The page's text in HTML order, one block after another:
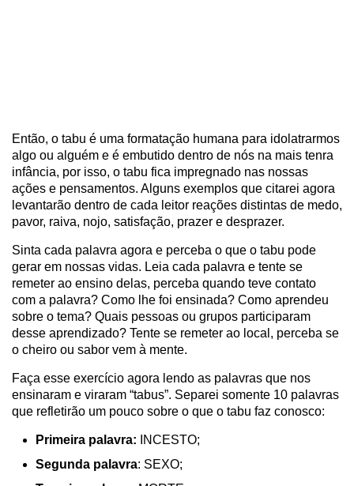
Então, o tabu é uma formatação humana para idolatrarmos
algo ou alguém e é embutido dentro de nós na mais tenra
infância, por isso, o tabu fica impregnado nas nossas
ações e pensamentos. Alguns exemplos que citarei agora
levantarão dentro de cada leitor reações distintas de medo,
pavor, raiva, nojo, satisfação, prazer e desprazer.
Sinta cada palavra agora e perceba o que o tabu pode
gerar em nossas vidas. Leia cada palavra e tente se
remeter ao ensino delas, perceba quando teve contato
com a palavra? Como lhe foi ensinada? Como aprendeu
sobre o tema? Quais pessoas ou grupos participaram
desse aprendizado? Tente se remeter ao local, perceba se
o cheiro ou sabor vem à mente.
Faça esse exercício agora lendo as palavras que nos
ensinaram e viraram “tabus”. Separei somente 10 palavras
que refletirão um pouco sobre o que o tabu faz conosco:
Primeira palavra: INCESTO;
Segunda palavra: SEXO;